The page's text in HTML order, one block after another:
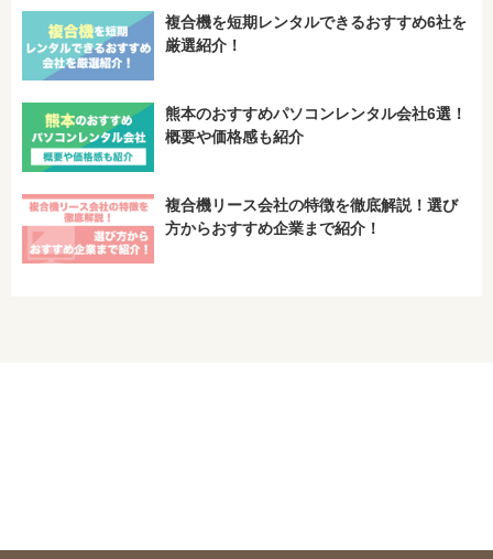
複合機を短期レンタルできるおすすめ6社を
厳選紹介！
熊本のおすすめパソコンレンタル会社6選！
概要や価格感も紹介
複合機リース会社の特徴を徹底解説！選び
方からおすすめ企業まで紹介！